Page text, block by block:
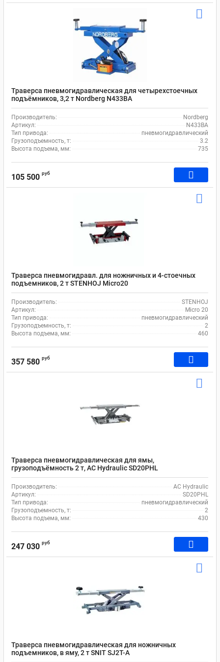
Траверса пневмогидравлическая для четырехстоечных
подъёмников, 3,2 т Nordberg N433BA
Производитель:
Nordberg
Артикул:
N433BA
Тип привода:
пневмогидравлический
Грузоподъемность, т:
3.2
Высота подъема, мм:
735
105 500 руб
Траверса пневмогидравл. для ножничных и 4-стоечных
подъемников, 2 т STENHOJ Micro20
Производитель:
STENHOJ
Артикул:
Micro 20
Тип привода:
пневмогидравлический
Грузоподъемность, т:
2
Высота подъема, мм:
460
357 580 руб
Траверса пневмогидравлическая для ямы,
грузоподъёмность 2 т, AC Hydraulic SD20PHL
Производитель:
AC Hydraulic
Артикул:
SD20PHL
Тип привода:
пневмогидравлический
Грузоподъемность, т:
2
Высота подъема, мм:
430
247 030 руб
Траверса пневмогидравлическая для ножничных
подъемников, в яму, 2 т SNIT SJ2T-A